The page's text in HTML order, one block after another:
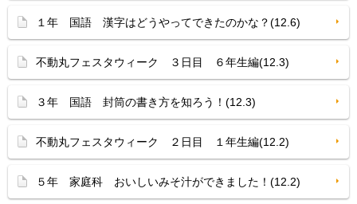
１年 国語 漢字はどうやってできたのかな？(12.6)
不動丸フェスタウィーク ３日目 ６年生編(12.3)
３年 国語 封筒の書き方を知ろう！(12.3)
不動丸フェスタウィーク ２日目 １年生編(12.2)
５年 家庭科 おいしいみそ汁ができました！(12.2)